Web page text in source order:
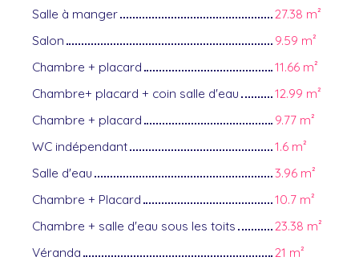
Salle à manger
27.38 m²
Salon
9.59 m²
Chambre + placard
11.66 m²
Chambre+ placard + coin salle d'eau
12.99 m²
Chambre + placard
9.77 m²
WC indépendant
1.6 m²
Salle d'eau
3.96 m²
Chambre + Placard
10.7 m²
Chambre + salle d'eau sous les toits
23.38 m²
Véranda
21 m²